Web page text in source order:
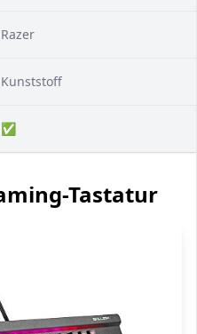
Razer
Kunststoff
✅
Tastatur